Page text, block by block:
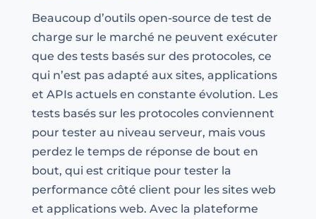
Beaucoup d’outils open-source de test de
charge sur le marché ne peuvent exécuter
que des tests basés sur des protocoles, ce
qui n’est pas adapté aux sites, applications
et APIs actuels en constante évolution. Les
tests basés sur les protocoles conviennent
pour tester au niveau serveur, mais vous
perdez le temps de réponse de bout en
bout, qui est critique pour tester la
performance côté client pour les sites web
et applications web. Avec la plateforme